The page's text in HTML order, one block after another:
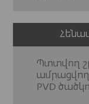
Պտտվող
ամրացվող
PVD